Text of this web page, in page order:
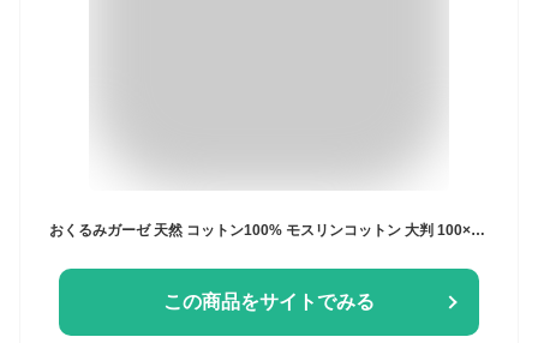
おくるみガーゼ 天然 コットン100% モスリンコットン 大判 100×100cm 吸水性 通気性 軽量 正方形 ベビー 赤ちゃん ガーゼ バスタオル 新生児 おくるみ タオル ブランケット 湯上がり 湯上り お風呂上り 沐浴 ガーゼタオル タオルケット 幼児 乳児 ガーゼバスタオル コットン
この商品をサイトでみる